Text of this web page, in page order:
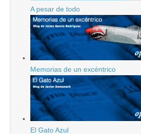
A pesar de todo
Memorias de un excéntrico
El Gato Azul